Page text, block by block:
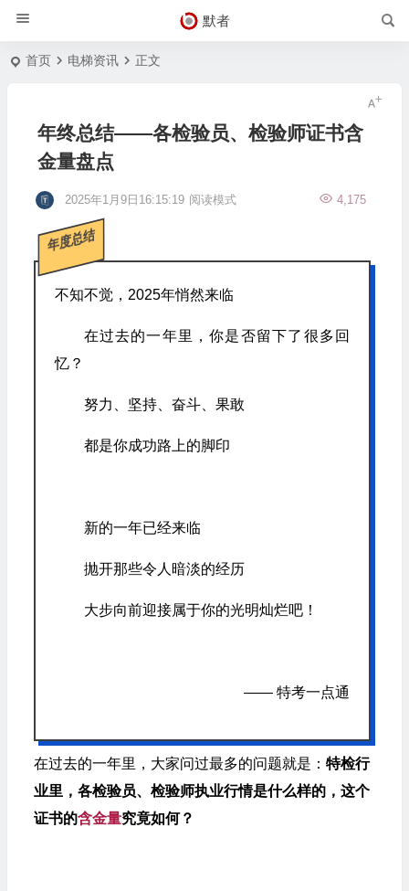
默者
首页 电梯资讯 正文
年终总结——各检验员、检验师证书含
金量盘点
2025年1月9日16:15:19 4,175
阅读模式
年度总结
不知不觉，2025年悄然来临
在过去的一年里，你是否留下了很多回
忆？
努力、坚持、奋斗、果敢
都是你成功路上的脚印
新的一年已经来临
抛开那些令人暗淡的经历
大步向前迎接属于你的光明灿烂吧！
—— 特考一点通
在过去的一年里，大家问过最多的问题就是： 特检行
业里，各检验员、检验师执业行情是什么样的，这个
证书的含金量究竟如何？